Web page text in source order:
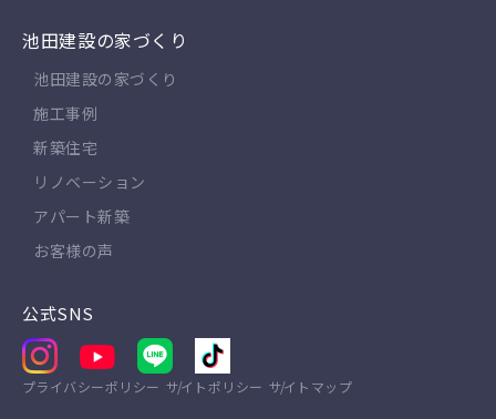
池田建設の家づくり
池田建設の家づくり
施工事例
新築住宅
リノベーション
アパート新築
お客様の声
公式SNS
プライバシーポリシー サイトポリシー サイトマップ